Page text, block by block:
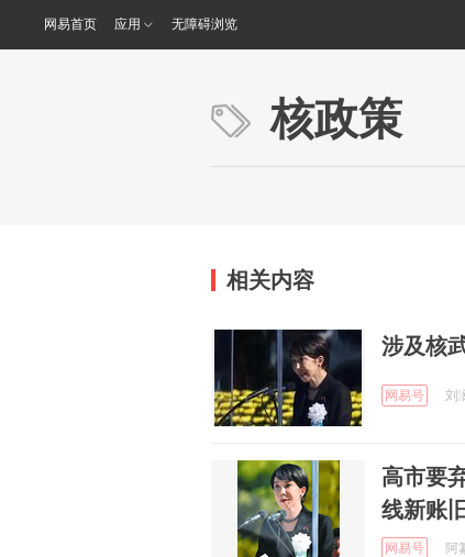
网易首页 应用 无障碍浏览
核政策
相关内容
涉及核
网易号 刘
高市要
线新账
网易号 阿